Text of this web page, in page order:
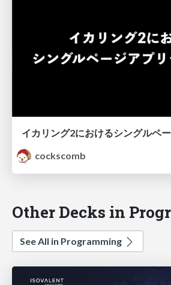
cockscomb
Other Decks in
See All in Programming